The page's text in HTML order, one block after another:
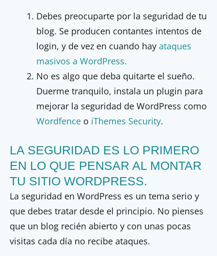
Debes preocuparte por la seguridad de tu
blog. Se producen contantes intentos de
login, y de vez en cuando hay ataques
masivos a WordPress.
No es algo que deba quitarte el sueño.
Duerme tranquilo, instala un plugin para
mejorar la seguridad de WordPress como
Wordfence o iThemes Security.
LA SEGURIDAD ES LO PRIMERO
EN LO QUE PENSAR AL MONTAR
TU SITIO WORDPRESS.
La seguridad en WordPress es un tema serio y
que debes tratar desde el principio. No pienses
que un blog recién abierto y con unas pocas
visitas cada día no recibe ataques.